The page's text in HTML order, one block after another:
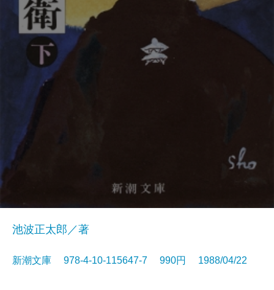
池波正太郎／著
新潮文庫 978-4-10-115647-7 990円 1988/04/22